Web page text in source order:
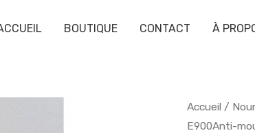
BOUTIQUE CONTACT À
Accueil /
E900Anti-